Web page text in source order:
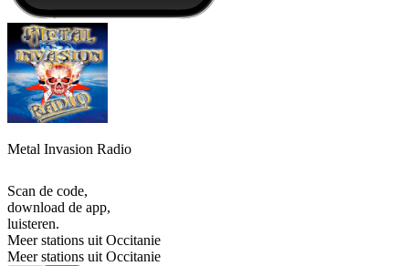
Metal Invasion Radio
Scan de code,
download de app,
luisteren.
Meer stations uit Occitanie
Meer stations uit Occitanie